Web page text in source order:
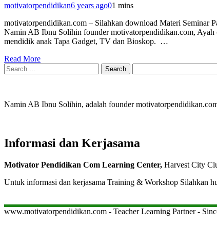
motivatorpendidikan6 years ago01 mins
motivatorpendidikan.com – Silahkan download Materi Seminar
Namin AB Ibnu Solihin founder motivatorpendidikan.com, Ayah
mendidik anak Tapa Gadget, TV dan Bioskop. …
Read More
Search
for:
Namin AB Ibnu Solihin, adalah founder
Informasi dan Kerjasama
Motivator Pendidikan Com Learning Center, Harvest City
Untuk informasi dan kerjasama Training & Workshop Silahkan
www.motivatorpendidikan.com - Teacher Learning Partner -